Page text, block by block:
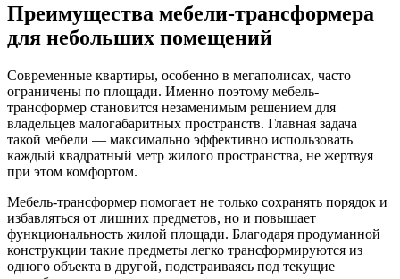
Преимущества мебели-трансформера
для небольших помещений
Современные квартиры, особенно в мегаполисах, часто
ограничены по площади. Именно поэтому мебель-
трансформер становится незаменимым решением для
владельцев малогабаритных пространств. Главная задача
такой мебели — максимально эффективно использовать
каждый квадратный метр жилого пространства, не жертвуя
при этом комфортом.
Мебель-трансформер помогает не только сохранять порядок и
избавляться от лишних предметов, но и повышает
функциональность жилой площади. Благодаря продуманной
конструкции такие предметы легко трансформируются из
одного объекта в другой, подстраиваясь под текущие